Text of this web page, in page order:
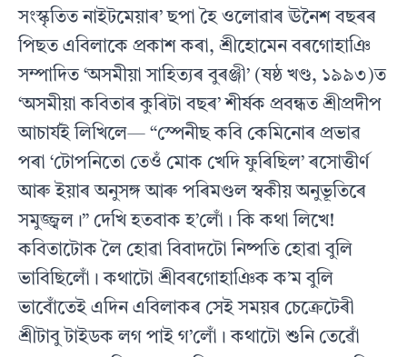
সংস্কৃতিত নাইটমেয়াৰ’ ছপা হৈ ওলোৱাৰ ঊনৈশ বছৰৰ
পিছত এবিলাকে প্ৰকাশ কৰা, শ্ৰীহোমেন বৰগোহাঞি
সম্পাদিত ‘অসমীয়া সাহিত্যৰ বুৰঞ্জী’ (ষষ্ঠ খণ্ড, ১৯৯৩)ত
‘অসমীয়া কবিতাৰ কুৰিটা বছৰ’ শীৰ্ষক প্ৰবন্ধত শ্ৰীপ্ৰদীপ
আচাৰ্যই লিখিলে— “স্পেনীছ কবি কেমিনোৰ প্ৰভাৱ
পৰা ‘টোপনিতো তেওঁ মোক খেদি ফুৰিছিল’ ৰসোত্তীৰ্ণ
আৰু ইয়াৰ অনুসঙ্গ আৰু পৰিমণ্ডল স্বকীয় অনুভূতিৰে
সমুজ্জ্বল।” দেখি হতবাক হ’লোঁ। কি কথা লিখে!
কবিতাটোক লৈ হোৱা বিবাদটো নিষ্পতি হোৱা বুলি
ভাবিছিলোঁ। কথাটো শ্ৰীবৰগোহাঞিক ক’ম বুলি
ভাবোঁতেই এদিন এবিলাকৰ সেই সময়ৰ চেক্ৰেটেৰী
শ্ৰীটাবু টাইডক লগ পাই গ’লোঁ। কথাটো শুনি তেৱোঁ